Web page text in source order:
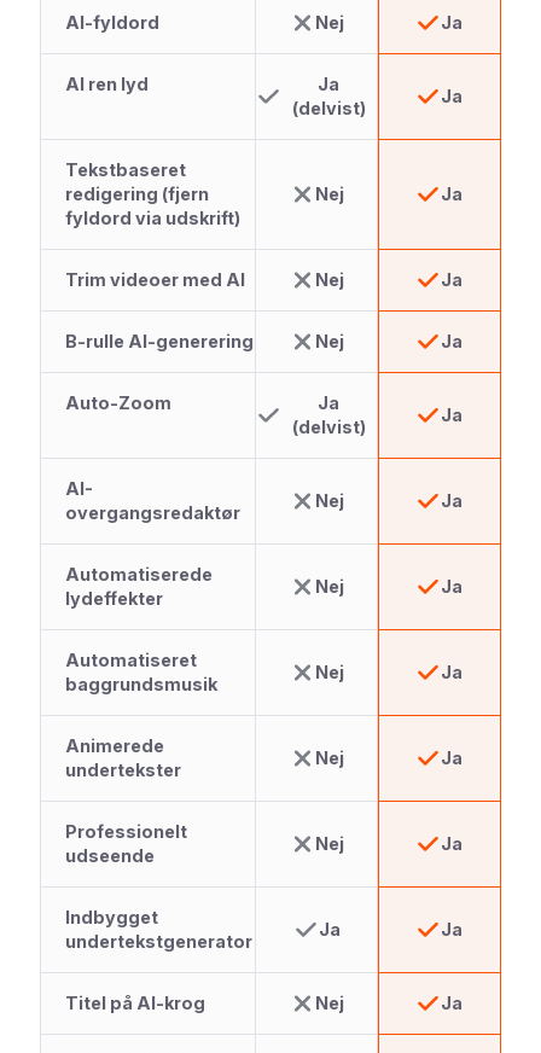
AI-fyldord Nej Ja
AI ren lyd
Ja
(delvist)
Ja
Tekstbaseret
redigering (fjern
fyldord via udskrift)
Nej Ja
Trim videoer med AI Nej Ja
B-rulle AI-generering Nej Ja
Auto-Zoom
Ja
(delvist)
Ja
AI-
overgangsredaktør
Nej Ja
Automatiserede
lydeffekter
Nej Ja
Automatiseret
baggrundsmusik
Nej Ja
Animerede
undertekster
Nej Ja
Professionelt
udseende
Nej Ja
Indbygget
undertekstgenerator
Ja Ja
Titel på AI-krog Nej Ja